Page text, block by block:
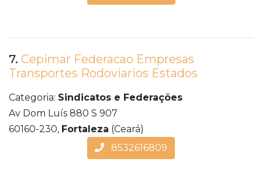
7. Cepimar Federacao Empresas
Transportes Rodoviarios Estados
Categoria: Sindicatos e Federações
Av Dom Luís 880 S 907
60160-230, Fortaleza (Ceará)
8532616809